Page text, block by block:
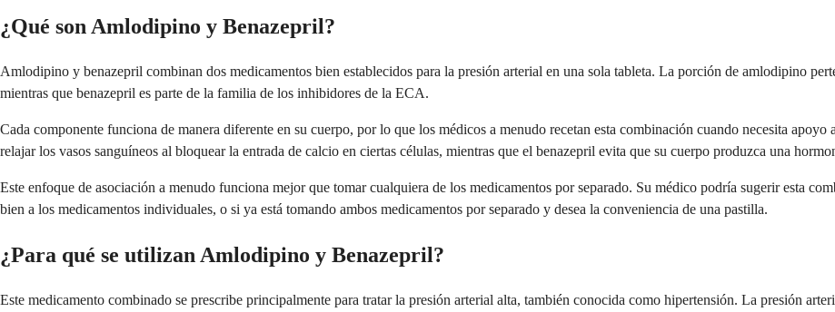
¿Qué son Amlodipino y Benazepril?
Amlodipino y benazepril combinan dos medicamentos bien establecidos para la presión arterial en una sola tableta. La porción de amlodipino
mientras que benazepril es parte de la familia de los inhibidores de la ECA.
Cada componente funciona de manera diferente en su cuerpo, por lo que los médicos a menudo recetan esta combinación cuando necesita
relajar los vasos sanguíneos al bloquear la entrada de calcio en ciertas células, mientras que el benazepril evita que su cuerpo produzca una
Este enfoque de asociación a menudo funciona mejor que tomar cualquiera de los medicamentos por separado. Su médico podría sugerir esta
bien a los medicamentos individuales, o si ya está tomando ambos medicamentos por separado y desea la conveniencia de una pastilla.
¿Para qué se utilizan Amlodipino y Benazepril?
Este medicamento combinado se prescribe principalmente para tratar la presión arterial alta, también conocida como hipertensión. La presión